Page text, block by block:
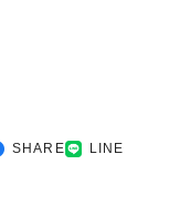
SHARE LINE